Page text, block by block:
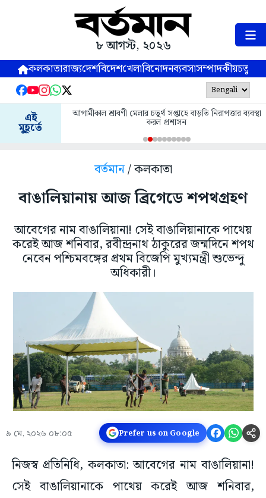
৮ আগস্ট, ২০২৬
কলকাতারাজ্যদেশবিদেশখেলাবিনোদনব্যবসাসম্পাদকীয়
এই
মুহূর্তে
আগামীকাল শ্রাবণী মেলার চতুর্থ সপ্তাহে বাড়তি নিরাপত্তার ব্যবস্থা
করল প্রশাসন
বর্তমান/ কলকাতা
বাঙালিয়ানায় আজ ব্রিগেডে শপথগ্রহণ
আবেগের নাম বাঙালিয়ানা! সেই বাঙালিয়ানাকে পাথেয়
করেই আজ শনিবার, রবীন্দ্রনাথ ঠাকুরের জন্মদিনে শপথ
নেবেন পশ্চিমবঙ্গের প্রথম বিজেপি মুখ্যমন্ত্রী শুভেন্দু
অধিকারী।
৯ মে, ২০২৬ ০৮:০৫ Prefer us on Google
নিজস্ব প্রতিনিধি, কলকাতা: আবেগের নাম বাঙালিয়ানা!
সেই বাঙালিয়ানাকে পাথেয় করেই আজ শনিবার,